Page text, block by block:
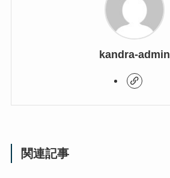
kandra-admin
関連記事